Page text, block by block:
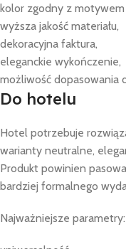
kolor zgodny z
wyższa jakość materiału,
dekoracyjna faktura,
eleganckie wykończenie,
możliwość dopasowania
Do hotelu
Hotel potrzebuje
warianty neutralne,
Produkt powinien
bardziej formalnego
Najważniejsze parametry: